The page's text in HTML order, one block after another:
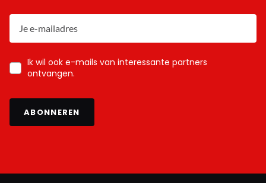
Ik wil ook e-mails van interessante partners
ontvangen.
ABONNEREN